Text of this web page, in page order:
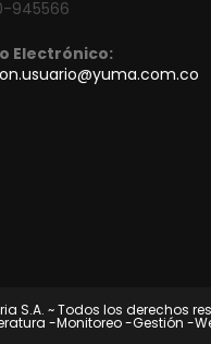
945566
Electrónico:
S.A. ~ Todos los derechos
-Monitoreo-Gestión -